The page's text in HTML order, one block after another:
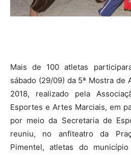
Mais de 100 atletas
sábado (29/09) da 5ª Mostra de
2018, realizado pela
Esportes e Artes Marciais, em
por meio da Secretaria de
reuniu, no anfiteatro da
Pimentel, atletas do